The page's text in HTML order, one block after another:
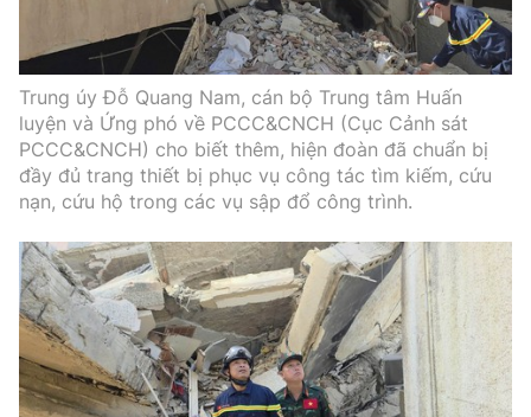
Trung úy Đỗ Quang Nam, cán bộ Trung tâm Huấn
luyện và Ứng phó về PCCC&CNCH (Cục Cảnh sát
PCCC&CNCH) cho biết thêm, hiện đoàn đã chuẩn bị
đầy đủ trang thiết bị phục vụ công tác tìm kiếm, cứu
nạn, cứu hộ trong các vụ sập đổ công trình.